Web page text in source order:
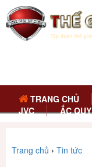
TRANG CHỦ
JVC
ẮC QUY
Trang chủ › Tin tức